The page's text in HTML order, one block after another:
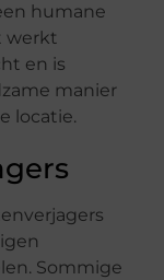
humane
werkt
en is
manier
locatie.
Sommige